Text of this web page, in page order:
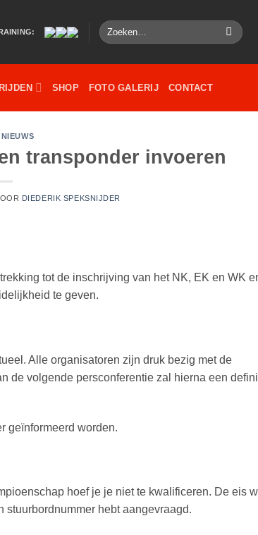
Zoeken
naar:
SHOP FOTO GALERIJ CONTACT
NIEUWS
transponder invoeren
DIEDERIK SPEKSNIJDER
tot de inschrijving van het NK, EK en WK
te geven.
Alle organisatoren zijn druk bezig met de
de volgende persconferentie zal hierna een
geïnformeerd worden.
hoef je je niet te kwalificeren. De eis
stuurbordnummer hebt aangevraagd.